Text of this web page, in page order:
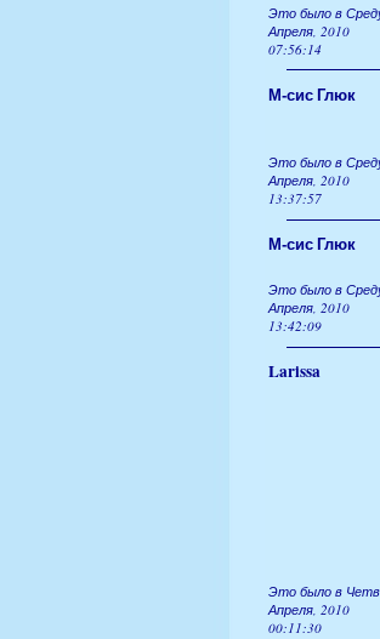
Это было в
Апреля, 2010
07:56:14
М-сис Глюк
Это было в
Апреля, 2010
13:37:57
М-сис Глюк
Это было в
Апреля, 2010
13:42:09
Larissa
Это было в
Апреля, 2010
00:11:30